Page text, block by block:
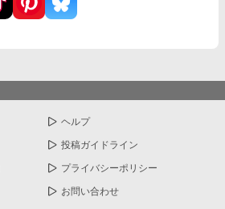
ヘルプ
投稿ガイドライン
プライバシーポリシー
お問い合わせ